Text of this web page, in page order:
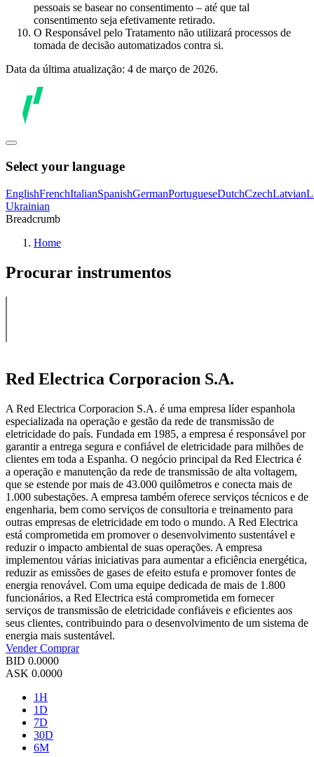
pessoais se basear no consentimento – até que tal
consentimento seja efetivamente retirado.
O Responsável pelo Tratamento não utilizará processos de
tomada de decisão automatizados contra si.
Data da última atualização: 4 de março de 2026.
Select your language
EnglishFrenchItalianSpanishGermanPortugueseDutchCzechLatvian
Ukrainian
Breadcrumb
Home
Procurar instrumentos
Red Electrica Corporacion S.A.
A Red Electrica Corporacion S.A. é uma empresa líder espanhola
especializada na operação e gestão da rede de transmissão de
eletricidade do país. Fundada em 1985, a empresa é responsável por
garantir a entrega segura e confiável de eletricidade para milhões de
clientes em toda a Espanha. O negócio principal da Red Electrica é
a operação e manutenção da rede de transmissão de alta voltagem,
que se estende por mais de 43.000 quilômetros e conecta mais de
1.000 subestações. A empresa também oferece serviços técnicos e de
engenharia, bem como serviços de consultoria e treinamento para
outras empresas de eletricidade em todo o mundo. A Red Electrica
está comprometida em promover o desenvolvimento sustentável e
reduzir o impacto ambiental de suas operações. A empresa
implementou várias iniciativas para aumentar a eficiência energética,
reduzir as emissões de gases de efeito estufa e promover fontes de
energia renovável. Com uma equipe dedicada de mais de 1.800
funcionários, a Red Electrica está comprometida em fornecer
serviços de transmissão de eletricidade confiáveis e eficientes aos
seus clientes, contribuindo para o desenvolvimento de um sistema de
energia mais sustentável.
VenderComprar
BID 0.0000
ASK 0.0000
1H
1D
7D
30D
6M